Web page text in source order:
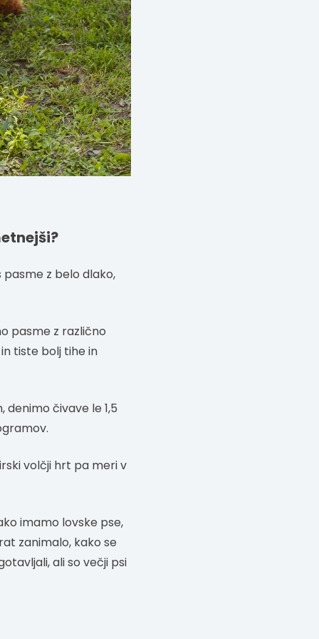
pasme z belo dlako,
pasme z različno
tiste bolj tihe in
čivave le 1,5
volčji hrt pa meri v
imamo lovske pse,
zanimalo, kako se
ali so večji psi